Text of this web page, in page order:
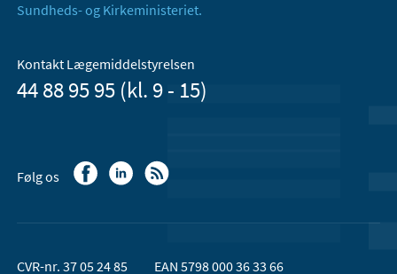
Sundheds- og Kirkeministeriet.
Kontakt Lægemiddelstyrelsen
44 88 95 95 (kl. 9 - 15)
Følg os
CVR-nr. 37 05 24 85 EAN 5798 000 36 33 66